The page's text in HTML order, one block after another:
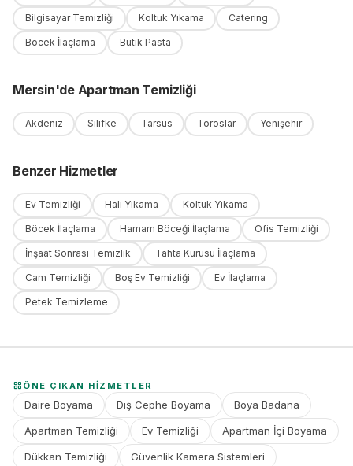
Bilgisayar Temizliği Koltuk Yıkama Catering
Böcek İlaçlama Butik Pasta
Mersin'de Apartman Temizliği
Akdeniz Silifke Tarsus Toroslar Yenişehir
Benzer Hizmetler
Ev Temizliği Halı Yıkama Koltuk Yıkama
Böcek İlaçlama Hamam Böceği İlaçlama Ofis Temizliği
İnşaat Sonrası Temizlik Tahta Kurusu İlaçlama
Cam Temizliği Boş Ev Temizliği Ev İlaçlama
Petek Temizleme
ÖNE ÇIKAN HIZMETLER
Daire Boyama Dış Cephe Boyama Boya Badana
Apartman Temizliği Ev Temizliği Apartman İçi Boyama
Dükkan Temizliği Güvenlik Kamera Sistemleri